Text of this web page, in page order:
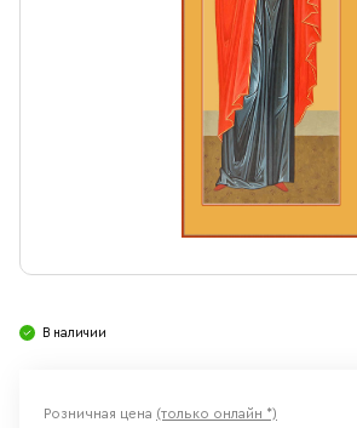
В наличии
Розничная цена (только онлайн *)